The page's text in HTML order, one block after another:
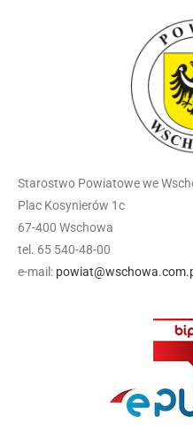
Starostwo Powiatowe we
Plac Kosynierów 1c
67-400 Wschowa
tel. 65 540-48-00
e-mail: